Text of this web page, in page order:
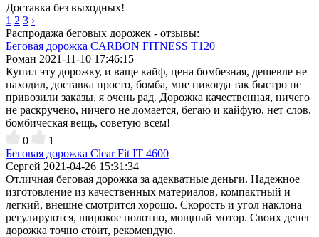
Доставка без выходных!
1 2 3 ›
Распродажа беговых дорожек - отзывы:
Беговая дорожка CARBON FITNESS T120
Роман 2021-11-10 17:46:15
Купил эту дорожку, и ваще кайф, цена бомбезная, дешевле не
находил, доставка просто, бомба, мне никогда так быстро не
привозили заказы, я очень рад. Дорожка качественная, ничего
не раскручено, ничего не ломается, бегаю и кайфую, нет слов,
бомбическая вещь, советую всем!
0
1
Беговая дорожка Clear Fit IT 4600
Сергей 2021-04-26 15:31:34
Отличная беговая дорожка за адекватные деньги. Надежное
изготовление из качественных материалов, компактный и
легкий, внешне смотрится хорошо. Скорость и угол наклона
регулируются, широкое полотно, мощный мотор. Своих денег
дорожка точно стоит, рекомендую.